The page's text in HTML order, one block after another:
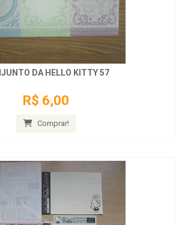
DA HELLO KITTY 57
R$ 6,00
Comprar!